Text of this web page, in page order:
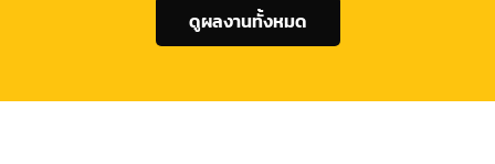
ดูผลงานทั้งหมด